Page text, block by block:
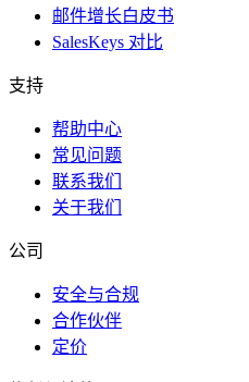
邮件增长白皮书
SalesKeys 对比
支持
帮助中心
常见问题
联系我们
关于我们
公司
安全与合规
合作伙伴
定价